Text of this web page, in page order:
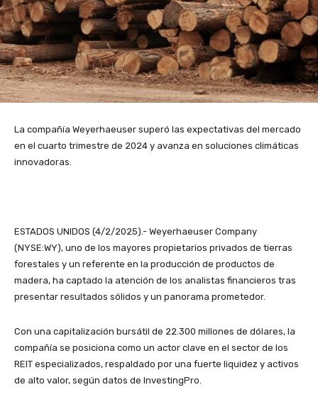
La compañía Weyerhaeuser superó las expectativas del mercado
en el cuarto trimestre de 2024 y avanza en soluciones climáticas
innovadoras.
ESTADOS UNIDOS (4/2/2025).- Weyerhaeuser Company
(NYSE:WY), uno de los mayores propietarios privados de tierras
forestales y un referente en la producción de productos de
madera, ha captado la atención de los analistas financieros tras
presentar resultados sólidos y un panorama prometedor.
Con una capitalización bursátil de 22.300 millones de dólares, la
compañía se posiciona como un actor clave en el sector de los
REIT especializados, respaldado por una fuerte liquidez y activos
de alto valor, según datos de InvestingPro.